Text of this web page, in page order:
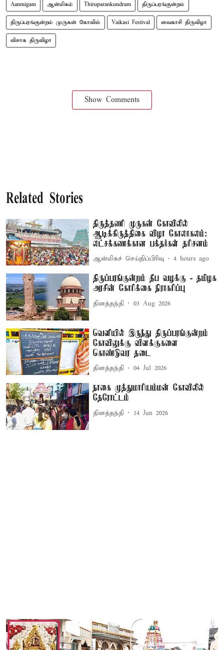
Aanmigam ஆன்மிகம் Thiruparankundram திருப்பரங்குன்றம்
திருப்பரங்குன்றம் முருகன் கோவில் Vaikasi Festival வைகாசி திருவிழா
விசாக திருவிழா
Show Comments
Related Stories
திருத்தணி முருகன் கோவிலில்
ஆடிக்கிருத்திகை விழா கோலாகலம்:
லட்சக்கணக்கான பக்தர்கள் தரிசனம்
ஆன்மிகச் செய்திப்பிரிவு 4 hours ago
திருப்பரங்குன்றம் தீப வழக்கு - தமிழக
அரசின் கோரிக்கை நிராகரிப்பு
தினத்தந்தி 03 Aug 2026
வெளியில் இருந்து திருப்பரங்குன்றம்
கோவிலுக்கு விளக்குகளை
கொண்டுவர தடை
தினத்தந்தி 04 Jul 2026
நாகை முத்துமாரியம்மன் கோவிலில்
தேரோட்டம்
தினத்தந்தி 14 Jun 2026